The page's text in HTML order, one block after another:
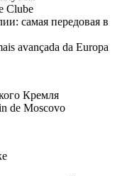
Clube
самая передовая в
avançada da Europa
Кремля
de Moscovo